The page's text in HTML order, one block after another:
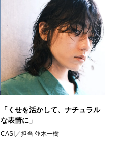
「くせを活かして、ナチュラル
な表情に」
CASI／担当 並木一樹